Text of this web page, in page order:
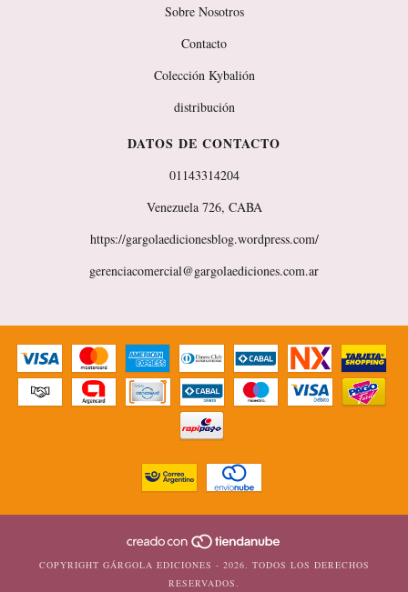
Sobre Nosotros
Contacto
Colección Kybalión
distribución
DATOS DE CONTACTO
01143314204
Venezuela 726, CABA
https://gargolaedicionesblog.wordpress.com/
gerenciacomercial@gargolaediciones.com.ar
COPYRIGHT GÁRGOLA EDICIONES - 2026. TODOS LOS DERECHOS
RESERVADOS.